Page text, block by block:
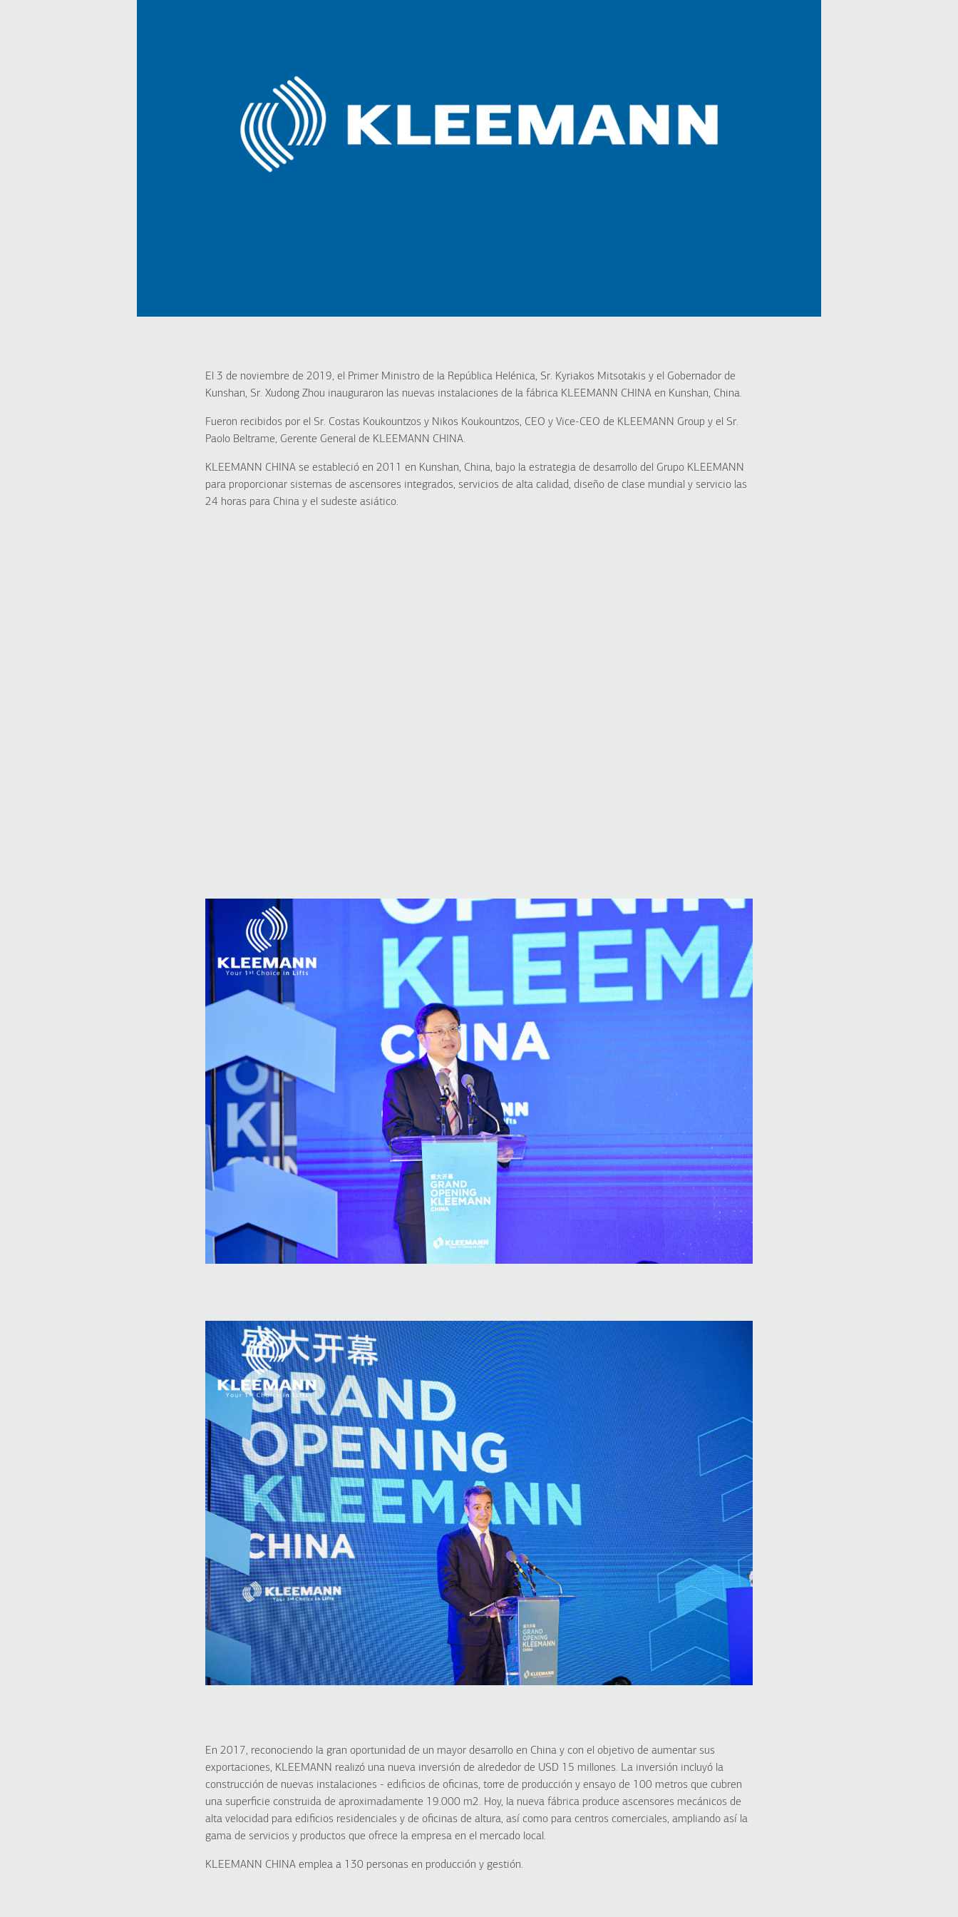
El 3 de noviembre de 2019, el Primer Ministro de la República Helénica, Sr. Kyriakos Mitsotakis y el Gobernador de
Kunshan, Sr. Xudong Zhou inauguraron las nuevas instalaciones de la fábrica KLEEMANN CHINA en Kunshan, China.
Fueron recibidos por el Sr. Costas Koukountzos y Nikos Koukountzos, CEO y Vice-CEO de KLEEMANN Group y el Sr.
Paolo Beltrame, Gerente General de KLEEMANN CHINA.
KLEEMANN CHINA se estableció en 2011 en Kunshan, China, bajo la estrategia de desarrollo del Grupo KLEEMANN
para proporcionar sistemas de ascensores integrados, servicios de alta calidad, diseño de clase mundial y servicio las
24 horas para China y el sudeste asiático.
En 2017, reconociendo la gran oportunidad de un mayor desarrollo en China y con el objetivo de aumentar sus
exportaciones, KLEEMANN realizó una nueva inversión de alrededor de USD 15 millones. La inversión incluyó la
construcción de nuevas instalaciones - edificios de oficinas, torre de producción y ensayo de 100 metros que cubren
una superficie construida de aproximadamente 19.000 m2. Hoy, la nueva fábrica produce ascensores mecánicos de
alta velocidad para edificios residenciales y de oficinas de altura, así como para centros comerciales, ampliando así la
gama de servicios y productos que ofrece la empresa en el mercado local.
KLEEMANN CHINA emplea a 130 personas en producción y gestión.